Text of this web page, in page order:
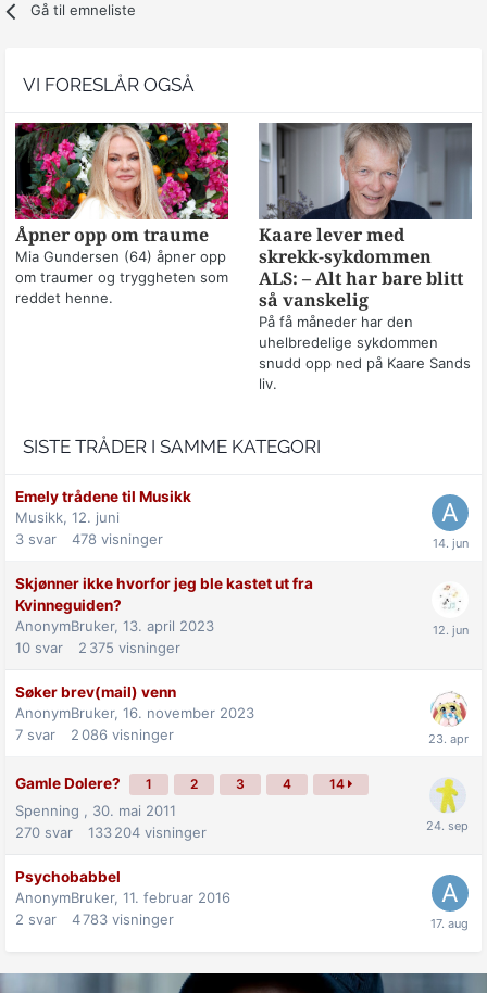
Gå til emneliste
VI FORESLÅR OGSÅ
Åpner opp om traume
Mia Gundersen (64) åpner opp
om traumer og tryggheten som
reddet henne.
Kaare lever med
skrekk-sykdommen
ALS: – Alt har bare blitt
så vanskelig
På få måneder har den
uhelbredelige sykdommen
snudd opp ned på Kaare Sands
liv.
SISTE TRÅDER I SAMME KATEGORI
Emely trådene til Musikk
Musikk, 12. juni
3 svar 478 visninger
Skjønner ikke hvorfor jeg ble kastet ut fra
Kvinneguiden?
AnonymBruker, 13. april 2023
10 svar 2 375 visninger
Søker brev(mail) venn
AnonymBruker, 16. november 2023
7 svar 2 086 visninger
Gamle Dolere? 1 2 3 4 14
Spenning , 30. mai 2011
270 svar 133 204 visninger
Psychobabbel
AnonymBruker, 11. februar 2016
2 svar 4 783 visninger